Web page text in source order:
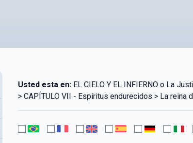
Usted esta en:EL CIELO Y EL INFIERNO o La
> CAPÍTULO VII - Espíritus endurecidos > La reina